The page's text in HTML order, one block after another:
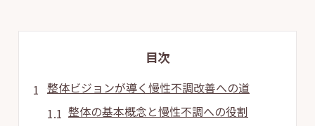
目次
整体ビジョンが導く慢性不調改善への道
整体の基本概念と慢性不調への役割